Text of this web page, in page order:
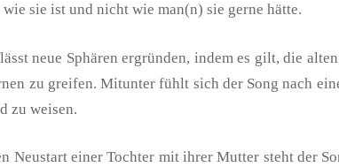
wie sie ist und nicht wie man(n) sie gerne hätte.
neue Sphären ergründen, indem es gilt, die
zu greifen. Mitunter fühlt sich der Song nach
zu weisen.
Neustart einer Tochter mit ihrer Mutter steht der